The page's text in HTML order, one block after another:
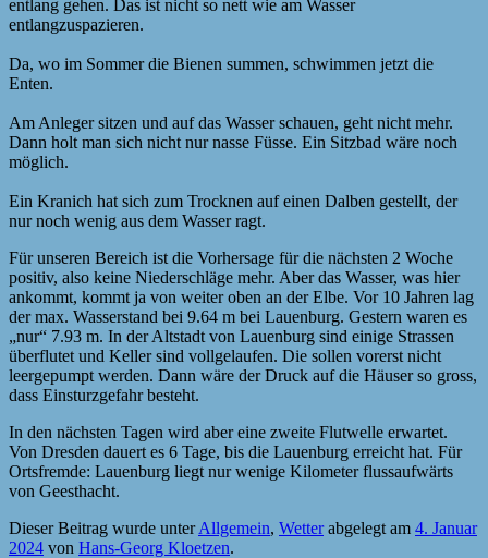
entlang gehen. Das ist nicht so nett wie am Wasser
entlangzuspazieren.
Da, wo im Sommer die Bienen summen, schwimmen jetzt die
Enten.
Am Anleger sitzen und auf das Wasser schauen, geht nicht mehr.
Dann holt man sich nicht nur nasse Füsse. Ein Sitzbad wäre noch
möglich.
Ein Kranich hat sich zum Trocknen auf einen Dalben gestellt, der
nur noch wenig aus dem Wasser ragt.
Für unseren Bereich ist die Vorhersage für die nächsten 2 Woche
positiv, also keine Niederschläge mehr. Aber das Wasser, was hier
ankommt, kommt ja von weiter oben an der Elbe. Vor 10 Jahren lag
der max. Wasserstand bei 9.64 m bei Lauenburg. Gestern waren es
„nur“ 7.93 m. In der Altstadt von Lauenburg sind einige Strassen
überflutet und Keller sind vollgelaufen. Die sollen vorerst nicht
leergepumpt werden. Dann wäre der Druck auf die Häuser so gross,
dass Einsturzgefahr besteht.
In den nächsten Tagen wird aber eine zweite Flutwelle erwartet.
Von Dresden dauert es 6 Tage, bis die Lauenburg erreicht hat. Für
Ortsfremde: Lauenburg liegt nur wenige Kilometer flussaufwärts
von Geesthacht.
Dieser Beitrag wurde unterAllgemein, Wetterabgelegt am 4. Januar
2024 von Hans-Georg Kloetzen.